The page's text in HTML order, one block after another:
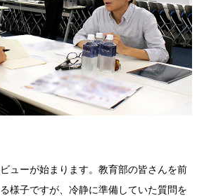
ューが始まります。教育部の皆さんを前
様子ですが、冷静に準備していた質問を